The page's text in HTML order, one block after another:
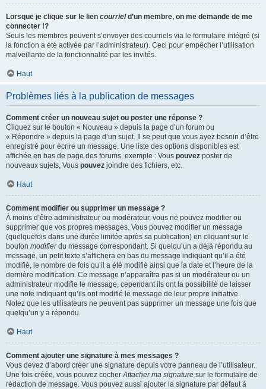
Lorsque je clique sur le lien courrield’un membre, on me demande de me
connecter !?
Seuls les membres peuvent s’envoyer des courriels via le formulaire intégré (si
la fonction a été activée par l’administrateur). Ceci pour empêcher l’utilisation
malveillante de la fonctionnalité par les invités.
Haut
Problèmes liés à la publication de messages
Comment créer un nouveau sujet ou poster une réponse ?
Cliquez sur le bouton « Nouveau » depuis la page d’un forum ou
« Répondre » depuis la page d’un sujet. Il se peut que vous ayez besoin d’être
enregistré pour écrire un message. Une liste des options disponibles est
affichée en bas de page des forums, exemple : Vous pouvez poster de
nouveaux sujets, Vous pouvez joindre des fichiers, etc.
Haut
Comment modifier ou supprimer un message ?
À moins d’être administrateur ou modérateur, vous ne pouvez modifier ou
supprimer que vos propres messages. Vous pouvez modifier un message
(quelquefois dans une durée limitée après sa publication) en cliquant sur le
bouton modifierdu message correspondant. Si quelqu’un a déjà répondu au
message, un petit texte s’affichera en bas du message indiquant qu’il a été
modifié, le nombre de fois qu’il a été modifié ainsi que la date et l’heure de la
dernière modification. Ce message n’apparaîtra pas si un modérateur ou un
administrateur modifie le message, cependant ils ont la possibilité de laisser
une note indiquant qu’ils ont modifié le message de leur propre initiative.
Notez que les utilisateurs ne peuvent pas supprimer un message une fois que
quelqu’un y a répondu.
Haut
Comment ajouter une signature à mes messages ?
Vous devez d’abord créer une signature depuis votre panneau de l’utilisateur.
Une fois créée, vous pouvez cocherAttacher ma signature sur le formulaire de
rédaction de message. Vous pouvez aussi ajouter la signature par défaut à